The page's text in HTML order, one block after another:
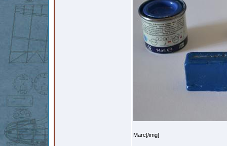
Marc[/img]